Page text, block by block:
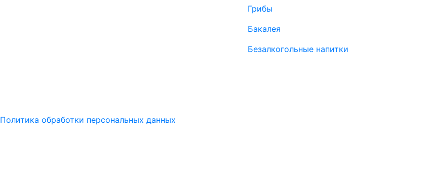
Грибы
Бакалея
Безалкогольные напитки
Политика обработки персональных данных